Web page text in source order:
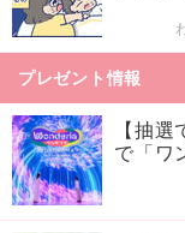
プレゼント情報
【抽
で「ワ